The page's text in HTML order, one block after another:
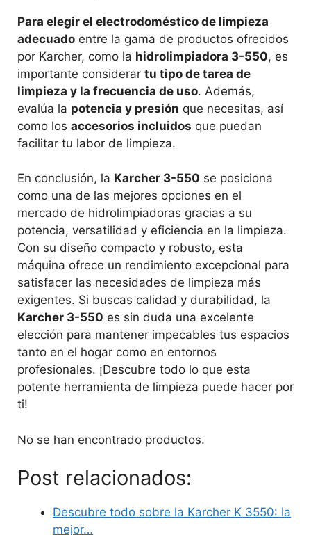
Para elegir el electrodoméstico de limpieza
adecuado entre la gama de productos ofrecidos
por Karcher, como la hidrolimpiadora 3-550, es
importante considerar tu tipo de tarea de
limpieza y la frecuencia de uso. Además,
evalúa la potencia y presión que necesitas, así
como los accesorios incluidos que puedan
facilitar tu labor de limpieza.
En conclusión, la Karcher 3-550 se posiciona
como una de las mejores opciones en el
mercado de hidrolimpiadoras gracias a su
potencia, versatilidad y eficiencia en la limpieza.
Con su diseño compacto y robusto, esta
máquina ofrece un rendimiento excepcional para
satisfacer las necesidades de limpieza más
exigentes. Si buscas calidad y durabilidad, la
Karcher 3-550 es sin duda una excelente
elección para mantener impecables tus espacios
tanto en el hogar como en entornos
profesionales. ¡Descubre todo lo que esta
potente herramienta de limpieza puede hacer por
ti!
No se han encontrado productos.
Post relacionados:
Descubre todo sobre la Karcher K 3550: la
mejor…